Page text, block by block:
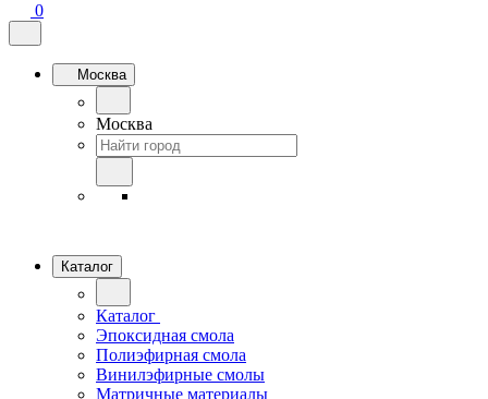
0
Москва
Москва
Каталог
Каталог
Эпоксидная смола
Полиэфирная смола
Винилэфирные смолы
Матричные материалы